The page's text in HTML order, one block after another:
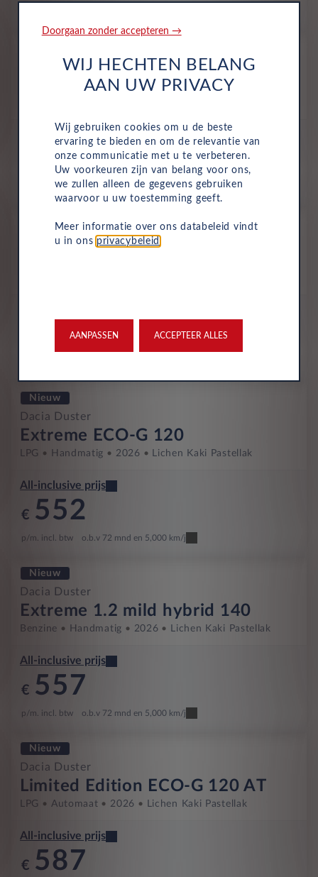
Dacia Duster
Extreme Hybrid 155
All-inclusive prijs
542
p/m. incl. btw o.b.v 72 mnd en 5,000 km/j
Nieuw
Dacia Duster
546
Nieuw
Dacia Duster
Extreme ECO-G 120
LPG Handmatig 2026 Lichen Kaki Pastellak
All-inclusive prijs
€ 552
p/m. incl. btw o.b.v 72 mnd en 5,000 km/j
Nieuw
Dacia Duster
Extreme 1.2 mild hybrid 140
Benzine Handmatig 2026 Lichen Kaki Pastellak
All-inclusive prijs
€ 557
p/m. incl. btw o.b.v 72 mnd en 5,000 km/j
Nieuw
Dacia Duster
Limited Edition ECO-G 120 AT
LPG Automaat 2026 Lichen Kaki Pastellak
All-inclusive prijs
€ 587
Doorgaan zonder accepteren →
WIJ HECHTEN BELANG
AAN UW PRIVACY
Wij gebruiken cookies om u de beste
ervaring te bieden en om de relevantie van
onze communicatie met u te verbeteren.
Uw voorkeuren zijn van belang voor ons,
we zullen alleen de gegevens gebruiken
waarvoor u uw toestemming geeft.
Meer informatie over ons databeleid vindt
u in ons privacybeleid
AANPASSEN ACCEPTEER ALLES